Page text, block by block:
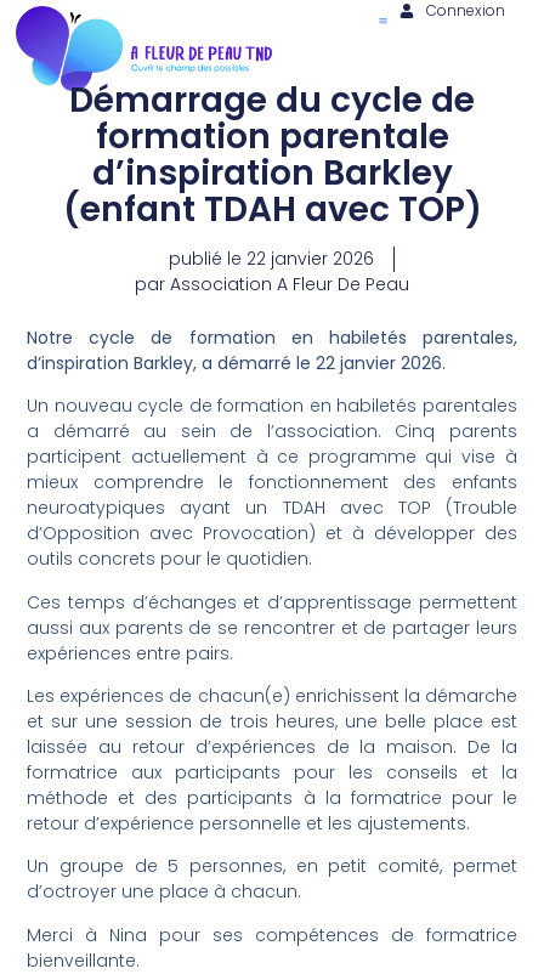
Connexion
Démarrage du cycle de
formation parentale
d’inspiration Barkley
(enfant TDAH avec TOP)
publié le 22 janvier 2026
par Association A Fleur De Peau
Notre cycle de formation en habiletés parentales,
d’inspiration Barkley, a démarré le 22 janvier 2026.
Un nouveau cycle de formation en habiletés parentales
a démarré au sein de l’association. Cinq parents
participent actuellement à ce programme qui vise à
mieux comprendre le fonctionnement des enfants
neuroatypiques ayant un TDAH avec TOP (Trouble
d’Opposition avec Provocation) et à développer des
outils concrets pour le quotidien.
Ces temps d’échanges et d’apprentissage permettent
aussi aux parents de se rencontrer et de partager leurs
expériences entre pairs.
Les expériences de chacun(e) enrichissent la démarche
et sur une session de trois heures, une belle place est
laissée au retour d’expériences de la maison. De la
formatrice aux participants pour les conseils et la
méthode et des participants à la formatrice pour le
retour d’expérience personnelle et les ajustements.
Un groupe de 5 personnes, en petit comité, permet
d’octroyer une place à chacun.
Merci à Nina pour ses compétences de formatrice
bienveillante.